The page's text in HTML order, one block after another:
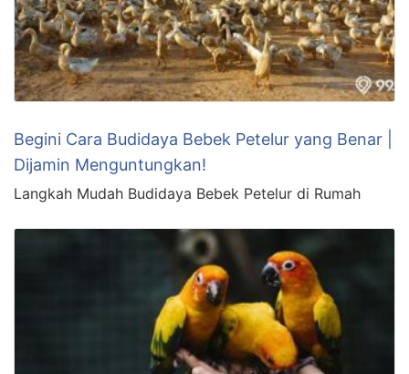
Begini Cara Budidaya Bebek Petelur yang Benar |
Dijamin Menguntungkan!
Langkah Mudah Budidaya Bebek Petelur di Rumah